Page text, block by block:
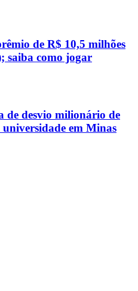
de R$ 10,5 milhões
saiba como jogar
de desvio milionário de
universidade em Minas